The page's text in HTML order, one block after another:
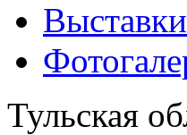
Выставки
Тульская